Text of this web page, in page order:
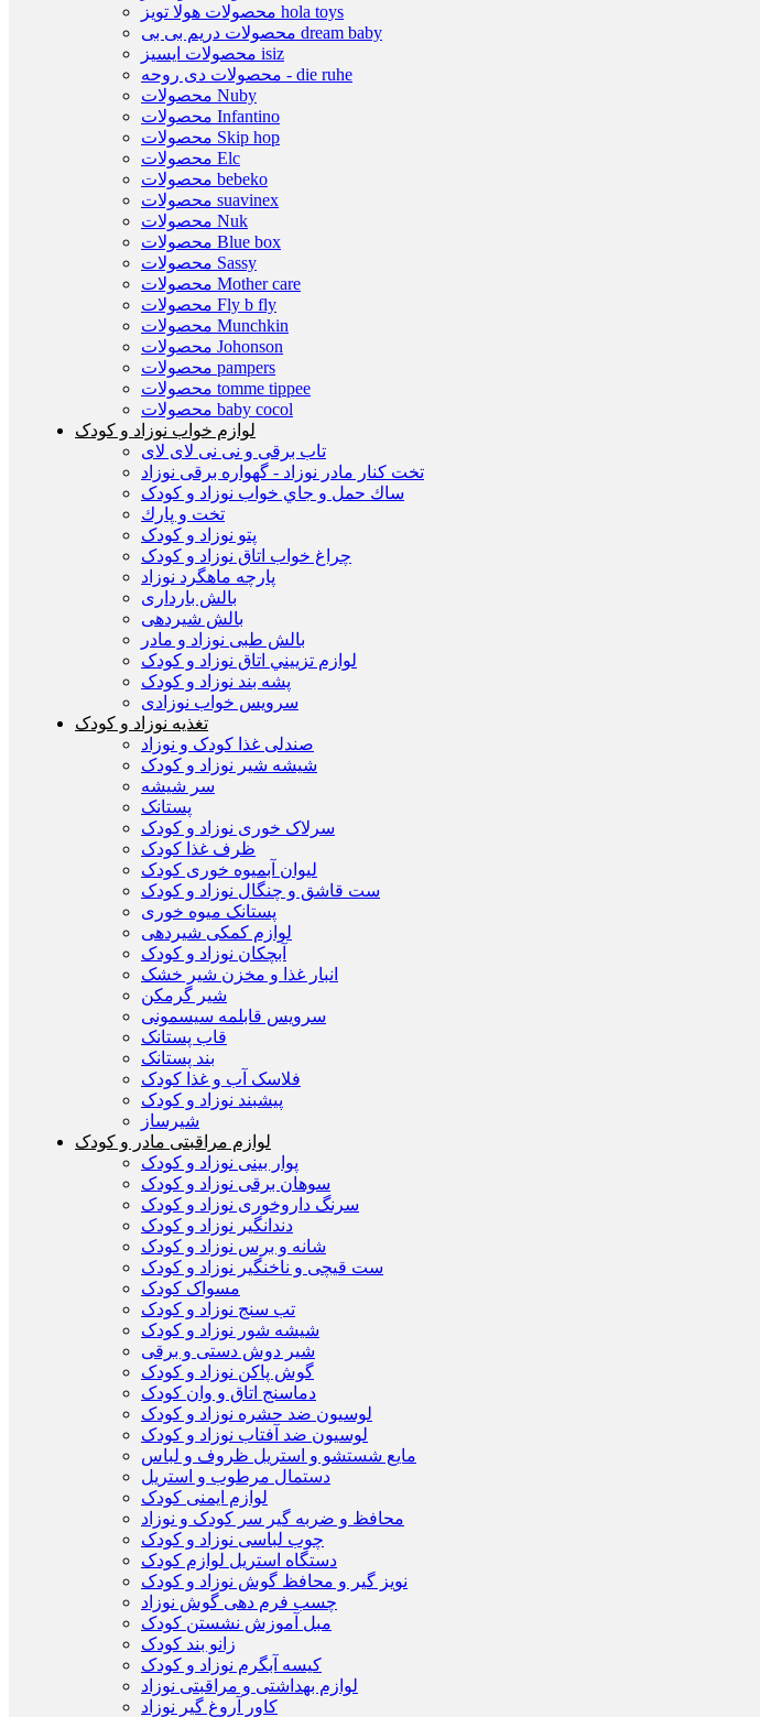
محصولات هولا تویز hola toys
محصولات دریم بی بی dream baby
محصولات ایسیز isiz
محصولات دی روحه - die ruhe
محصولات Nuby
محصولات Infantino
محصولات Skip hop
محصولات Elc
محصولات bebeko
محصولات suavinex
محصولات Nuk
محصولات Blue box
محصولات Sassy
محصولات Mother care
محصولات Fly b fly
محصولات Munchkin
محصولات Johonson
محصولات pampers
محصولات tomme tippee
محصولات baby cocol
لوازم خواب نوزاد و کودک
تاب برقی و نی نی لای لای
تخت كنار مادر نوزاد - گهواره برقی نوزاد
ساك حمل و جاي خواب نوزاد و کودک
تخت و پارك
پتو نوزاد و کودک
چراغ خواب اتاق نوزاد و کودک
پارچه ماهگرد نوزاد
بالش بارداری
بالش شیردهی
بالش طبی نوزاد و مادر
لوازم تزييني اتاق نوزاد و کودک
پشه بند نوزاد و کودک
سرويس خواب نوزادی
تغذیه نوزاد و کودک
صندلی غذا کودک و نوزاد
شیشه شیر نوزاد و کودک
سر شیشه
پستانک
سرلاک خوری نوزاد و کودک
ظرف غذا کودک
لیوان آبمیوه خوری کودک
ست قاشق و چنگال نوزاد و کودک
پستانک میوه خوری
لوازم کمکی شیردهی
آبچکان نوزاد و کودک
انبار غذا و مخزن شیر خشک
شیر گرمکن
سرویس قابلمه سیسمونی
قاب پستانک
بند پستانک
فلاسک آب و غذا کودک
پیشبند نوزاد و کودک
شیرساز
لوازم مراقبتی مادر و کودک
پوار بینی نوزاد و کودک
سوهان برقی نوزاد و کودک
سرنگ داروخوری نوزاد و کودک
دندانگیر نوزاد و کودک
شانه و برس نوزاد و کودک
ست قیچی و ناخنگیر نوزاد و کودک
مسواک کودک
تب سنج نوزاد و کودک
شیشه شور نوزاد و کودک
شیر دوش دستی و برقی
گوش پاکن نوزاد و کودک
دماسنج اتاق و وان کودک
لوسیون ضد حشره نوزاد و کودک
لوسیون ضد آفتاب نوزاد و کودک
مایع شستشو و استریل ظروف و لباس
دستمال مرطوب و استریل
لوازم ایمنی کودک
محافظ و ضربه گیر سر کودک و نوزاد
چوب لباسی نوزاد و کودک
دستگاه استریل لوازم کودک
نویز گیر و محافظ گوش نوزاد و کودک
چسب فرم دهی گوش نوزاد
مبل آموزش نشستن کودک
زانو بند کودک
کیسه آبگرم نوزاد و کودک
لوازم بهداشتی و مراقبتی نوزاد
کاور آروغ گیر نوزاد